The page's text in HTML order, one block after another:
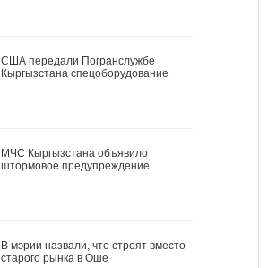
США передали Погранслужбе
Кыргызстана спецоборудование
МЧС Кыргызстана объявило
штормовое предупреждение
В мэрии назвали, что строят вместо
старого рынка в Оше